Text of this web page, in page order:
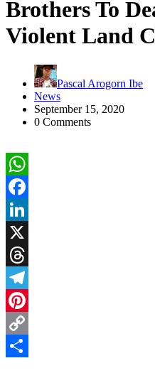
Brothers To
Violent Land
Pascal Arogorn Ibe
News
September 15, 2020
0 Comments
WhatsApp
Facebook
LinkedIn
X
Threads
Telegram
Pinterest
Copy